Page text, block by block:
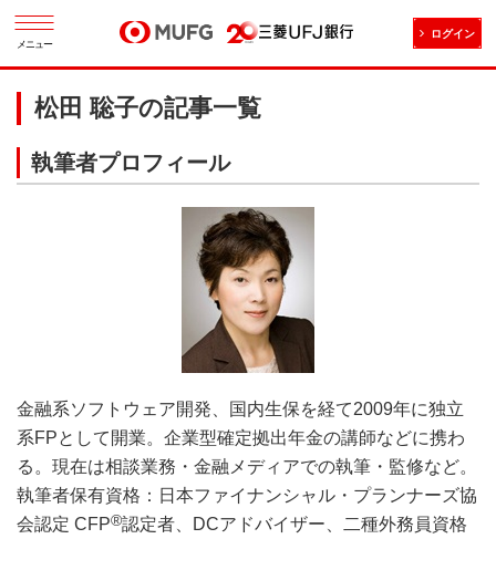
メニュー
ログイン
松田 聡子の記事一覧
執筆者プロフィール
金融系ソフトウェア開発、国内生保を経て2009年に独立
系FPとして開業。企業型確定拠出年金の講師などに携わ
る。現在は相談業務・金融メディアでの執筆・監修など。
執筆者保有資格：日本ファイナンシャル・プランナーズ協
会認定 CFP®認定者、DCアドバイザー、二種外務員資格